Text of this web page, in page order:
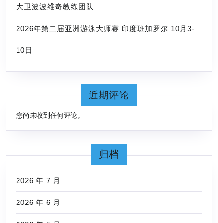
大卫波波维奇教练团队
2026年第二届亚洲游泳大师赛 印度班加罗尔 10月3-
10日
近期评论
您尚未收到任何评论。
归档
2026 年 7 月
2026 年 6 月